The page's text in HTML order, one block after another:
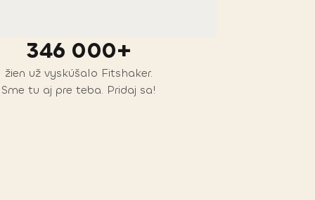
346 000+
žien už vyskúšalo Fitshaker.
Sme tu aj pre teba. Pridaj sa!